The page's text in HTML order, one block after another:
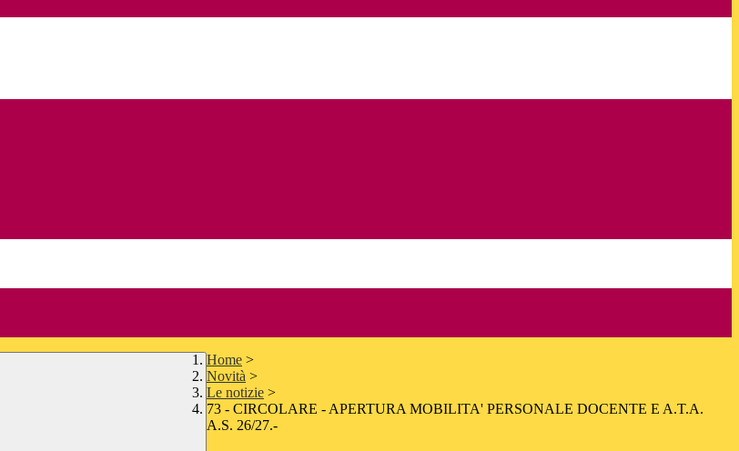
Home >
Novità >
Le notizie >
73 - CIRCOLARE - APERTURA MOBILITA' PERSONALE DOCENTE E A.T.A.
A.S. 26/27.-